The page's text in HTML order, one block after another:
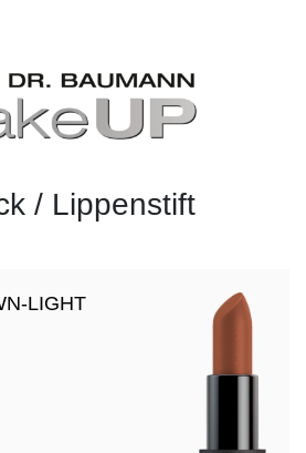
/ Lippenstift
LIGHT